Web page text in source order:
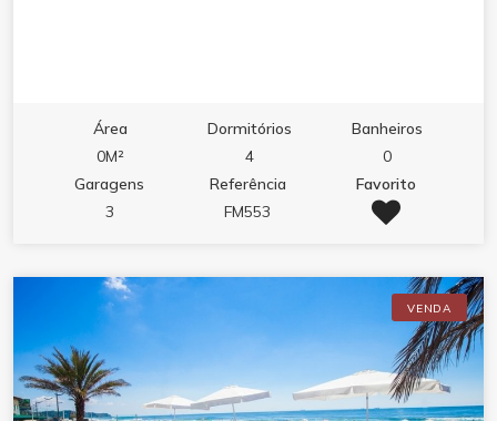
Área
0M²
Dormitórios
4
Banheiros
0
Garagens
3
Referência
FM553
Favorito
VENDA